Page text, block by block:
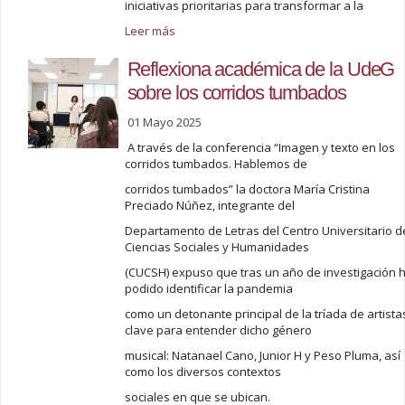
iniciativas prioritarias para transformar a la
Leer más
Reflexiona académica de la UdeG
sobre los corridos tumbados
01 Mayo 2025
A través de la conferencia “Imagen y texto en los
corridos tumbados. Hablemos de
corridos tumbados” la doctora María Cristina
Preciado Núñez, integrante del
Departamento de Letras del Centro Universitario
Ciencias Sociales y Humanidades
(CUCSH) expuso que tras un año de investigación
podido identificar la pandemia
como un detonante principal de la tríada de
clave para entender dicho género
musical: Natanael Cano, Junior H y Peso Pluma, así
como los diversos contextos
sociales en que se ubican.